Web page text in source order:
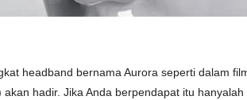
headband bernama Aurora seperti dalam
hadir. Jika Anda berpendapat itu